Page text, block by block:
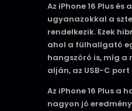
Az iPhone 16 Plus és
ugyanazokkal a
rendelkezik. Ezek
ahol a fülhallgató
hangszóró is, míg a
alján, az USB-C
Az iPhone 16 Plus a
nagyon jó